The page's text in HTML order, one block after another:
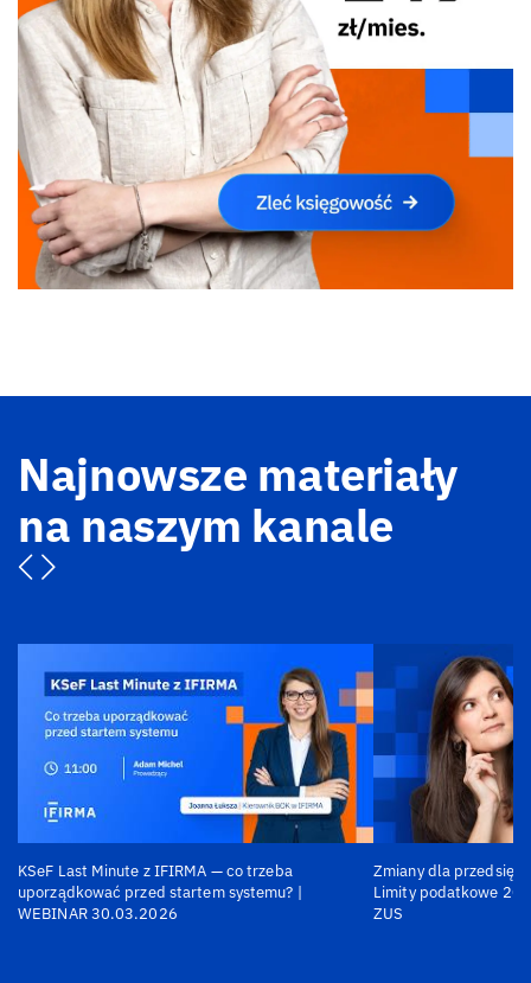
Najnowsze materiały
na naszym kanale
KSeF Last Minute z IFIRMA — co trzeba
uporządkować przed startem systemu? |
WEBINAR 30.03.2026
Zmiany dla
Limity podatkowe
ZUS